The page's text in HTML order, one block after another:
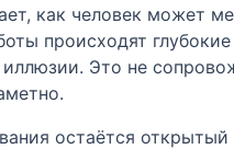
как человек может
происходят
Это не
остаётся